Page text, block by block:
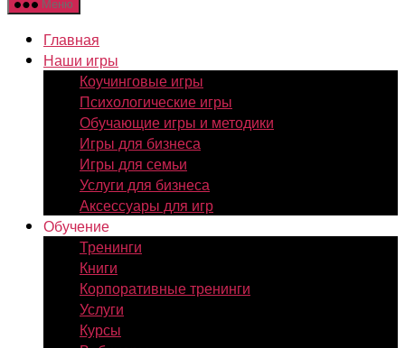
Меню
Главная
Наши игры
Коучинговые игры
Психологические игры
Обучающие игры и методики
Игры для бизнеса
Игры для семьи
Услуги для бизнеса
Аксессуары для игр
Обучение
Тренинги
Книги
Корпоративные тренинги
Услуги
Курсы